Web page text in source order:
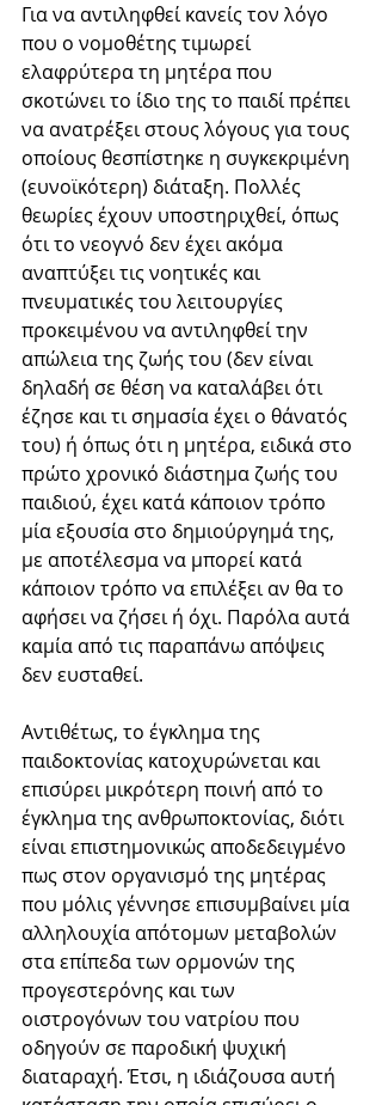
Για να αντιληφθεί κανείς τον λόγο
που ο νομοθέτης τιμωρεί
ελαφρύτερα τη μητέρα που
σκοτώνει το ίδιο της το παιδί πρέπει
να ανατρέξει στους λόγους για τους
οποίους θεσπίστηκε η συγκεκριμένη
(ευνοϊκότερη) διάταξη. Πολλές
θεωρίες έχουν υποστηριχθεί, όπως
ότι το νεογνό δεν έχει ακόμα
αναπτύξει τις νοητικές και
πνευματικές του λειτουργίες
προκειμένου να αντιληφθεί την
απώλεια της ζωής του (δεν είναι
δηλαδή σε θέση να καταλάβει ότι
έζησε και τι σημασία έχει ο θάνατός
του) ή όπως ότι η μητέρα, ειδικά στο
πρώτο χρονικό διάστημα ζωής του
παιδιού, έχει κατά κάποιον τρόπο
μία εξουσία στο δημιούργημά της,
με αποτέλεσμα να μπορεί κατά
κάποιον τρόπο να επιλέξει αν θα το
αφήσει να ζήσει ή όχι. Παρόλα αυτά
καμία από τις παραπάνω απόψεις
δεν ευσταθεί.
Αντιθέτως, το έγκλημα της
παιδοκτονίας κατοχυρώνεται και
επισύρει μικρότερη ποινή από το
έγκλημα της ανθρωποκτονίας, διότι
είναι επιστημονικώς αποδεδειγμένο
πως στον οργανισμό της μητέρας
που μόλις γέννησε επισυμβαίνει μία
αλληλουχία απότομων μεταβολών
στα επίπεδα των ορμονών της
προγεστερόνης και των
οιστρογόνων του νατρίου που
οδηγούν σε παροδική ψυχική
διαταραχή. Έτσι, η ιδιάζουσα αυτή